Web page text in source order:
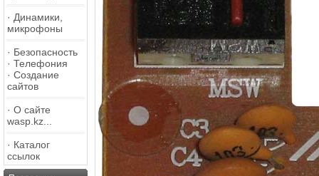
· Динамики,
микрофоны
· Безопасность
· Телефония
· Создание
сайтов
· О сайте
wasp.kz...
· Каталог
ссылок